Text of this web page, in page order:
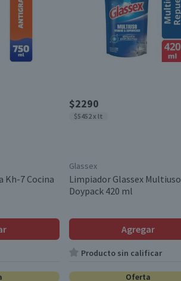
Kh-7 Cocina
$2290
$5452 x lt
Glassex
Limpiador Glassex Multiuso
Doypack 420 ml
Agregar
Producto sin calificar
Oferta